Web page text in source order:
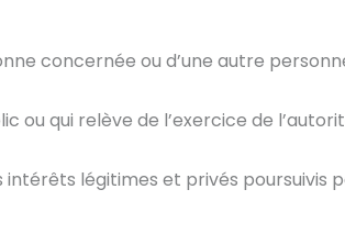
concernée ou d’une autre
ou qui relève de l’exercice de
légitimes et privés poursuivis